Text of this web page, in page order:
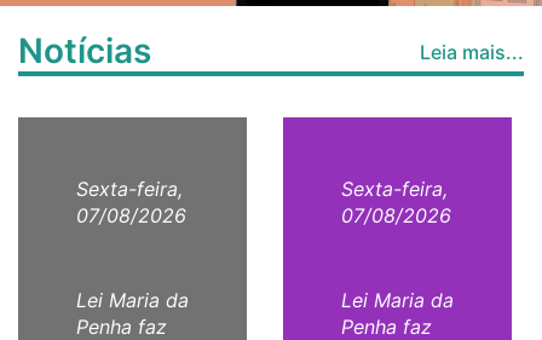
Notícias Leia mais...
Sexta-feira,
07/08/2026
Lei Maria da
Penha faz
Sexta-feira,
07/08/2026
Lei Maria da
Penha faz